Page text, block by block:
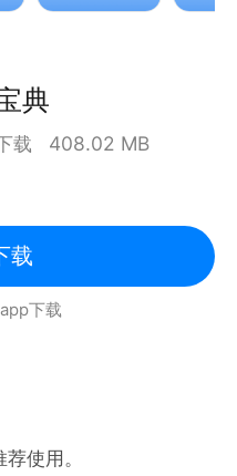
典
载 408.02 MB
载
下载
使用。